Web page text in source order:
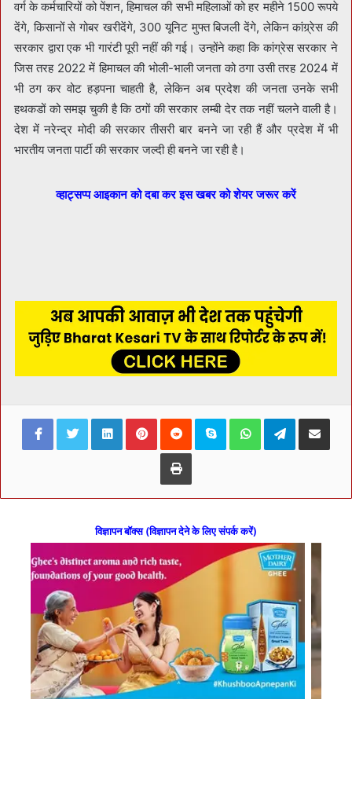
वर्ग के कर्मचारियों को पेंशन, हिमाचल की सभी महिलाओं को हर महीने 1500 रूपये
देंगे, किसानों से गोबर खरीदेंगे, 300 यूनिट मुफ्त बिजली देंगे, लेकिन कांग्र्रेस की
सरकार द्वारा एक भी गारंटी पूरी नहीं की गई। उन्होंने कहा कि कांग्रेस सरकार ने
जिस तरह 2022 में हिमाचल की भोली-भाली जनता को ठगा उसी तरह 2024 में
भी ठग कर वोट हड़पना चाहती है, लेकिन अब प्रदेश की जनता उनके सभी
हथकडों को समझ चुकी है कि ठगों की सरकार लम्बी देर तक नहीं चलने वाली है।
देश में नरेन्द्र मोदी की सरकार तीसरी बार बनने जा रही हैं और प्रदेश में भी
भारतीय जनता पार्टी की सरकार जल्दी ही बनने जा रही है।
व्हाट्सप्प आइकान को दबा कर इस खबर को शेयर जरूर करें
FacebookTwitterLinkedInPinterestReddit Skype WhatsAppTelegramShare via
Print
विज्ञापन बॉक्स (विज्ञापन देने के लिए संपर्क करें)